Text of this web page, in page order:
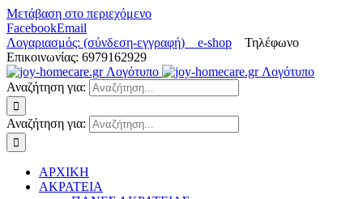
Μετάβαση στο περιεχόμενο
FacebookEmail
Λογαριασμός: (σύνδεση-εγγραφή) e-shop Τηλέφωνο
Επικοινωνίας: 6979162929
Αναζήτηση για:
Αναζήτηση για:
ΑΡΧΙΚΗ
ΑΚΡΑΤΕΙΑ